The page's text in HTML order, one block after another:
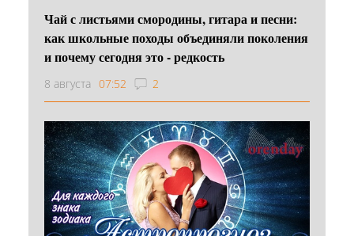
Чай с листьями смородины, гитара и песни:
как школьные походы объединяли поколения
и почему сегодня это - редкость
8 августа 07:52 2